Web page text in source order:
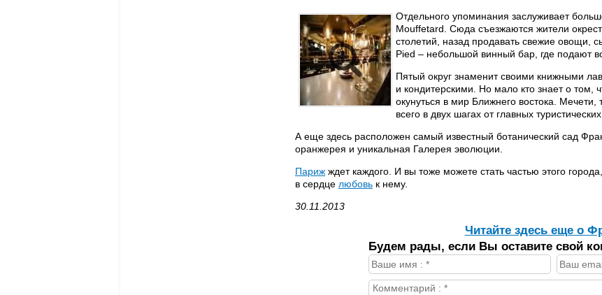
Отдельного упоминания заслуживает
Mouffetard. Сюда съезжаются жители
столетий, назад продавать свежие овощи,
Pied – небольшой винный бар, где подают
Пятый округ знаменит своими книжными
и кондитерскими. Но мало кто знает о
окунуться в мир Ближнего востока.
всего в двух шагах от главных
А еще здесь расположен самый известный ботанический сад
оранжерея и уникальная Галерея эволюции.
Париж ждет каждого. И вы тоже можете стать частью этого
в сердце любовь к нему.
30.11.2013
Читайте здесь еще о
Будем рады, если Вы оставите свой